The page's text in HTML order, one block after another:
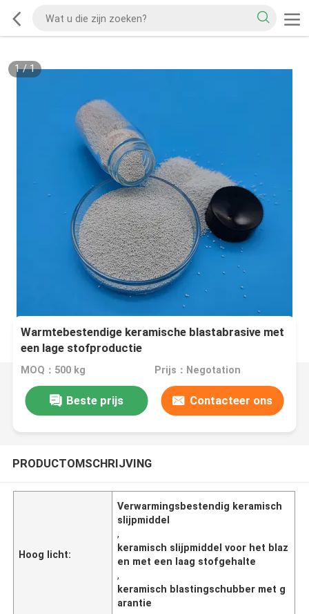
1/1
Warmtebestendige keramische blastabrasive met
een lage stofproductie
MOQ：500 kg Prijs：Negotation
Beste prijs Contacteer ons
PRODUCTOMSCHRIJVING
Hoog licht:
Verwarmingsbestendig keramisch
slijpmiddel
,
keramisch slijpmiddel voor het blaz
en met een laag stofgehalte
,
keramisch blastingschubber met g
arantie